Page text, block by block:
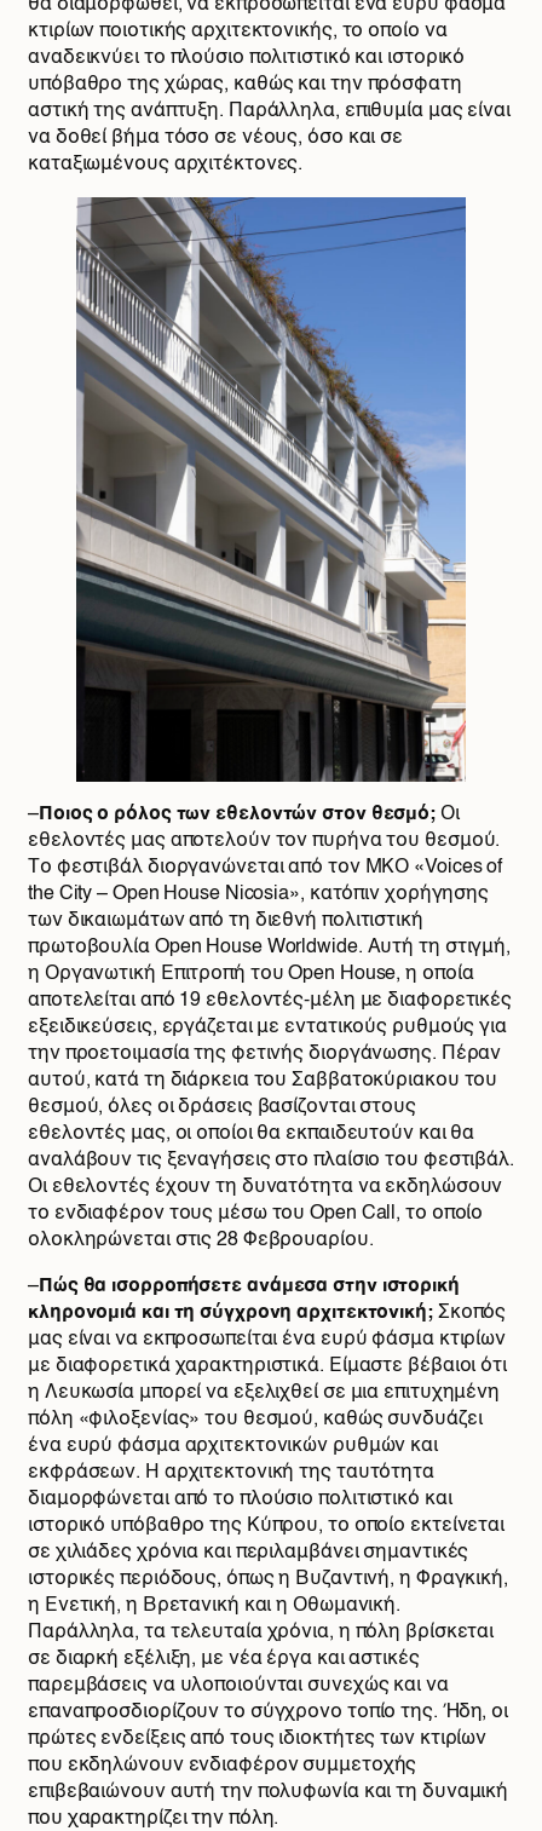
κτιρίων ποιοτικής αρχιτεκτονικής, το οποίο να
αναδεικνύει το πλούσιο πολιτιστικό και ιστορικό
υπόβαθρο της χώρας, καθώς και την πρόσφατη
αστική της ανάπτυξη. Παράλληλα, επιθυμία μας είναι
να δοθεί βήμα τόσο σε νέους, όσο και σε
καταξιωμένους αρχιτέκτονες.
–Ποιος ο ρόλος των εθελοντών στον θεσμό; Οι
εθελοντές μας αποτελούν τον πυρήνα του θεσμού.
Το φεστιβάλ διοργανώνεται από τον ΜΚΟ «Voices of
the City – Open House Nicosia», κατόπιν χορήγησης
των δικαιωμάτων από τη διεθνή πολιτιστική
πρωτοβουλία Open House Worldwide. Αυτή τη στιγμή,
η Οργανωτική Επιτροπή του Open House, η οποία
αποτελείται από 19 εθελοντές-μέλη με διαφορετικές
εξειδικεύσεις, εργάζεται με εντατικούς ρυθμούς για
την προετοιμασία της φετινής διοργάνωσης. Πέραν
αυτού, κατά τη διάρκεια του Σαββατοκύριακου του
θεσμού, όλες οι δράσεις βασίζονται στους
εθελοντές μας, οι οποίοι θα εκπαιδευτούν και θα
αναλάβουν τις ξεναγήσεις στο πλαίσιο του φεστιβάλ.
Οι εθελοντές έχουν τη δυνατότητα να εκδηλώσουν
το ενδιαφέρον τους μέσω του Open Call, το οποίο
ολοκληρώνεται στις 28 Φεβρουαρίου.
–Πώς θα ισορροπήσετε ανάμεσα στην ιστορική
κληρονομιά και τη σύγχρονη αρχιτεκτονική;Σκοπός
μας είναι να εκπροσωπείται ένα ευρύ φάσμα κτιρίων
με διαφορετικά χαρακτηριστικά. Είμαστε βέβαιοι ότι
η Λευκωσία μπορεί να εξελιχθεί σε μια επιτυχημένη
πόλη «φιλοξενίας» του θεσμού, καθώς συνδυάζει
ένα ευρύ φάσμα αρχιτεκτονικών ρυθμών και
εκφράσεων. Η αρχιτεκτονική της ταυτότητα
διαμορφώνεται από το πλούσιο πολιτιστικό και
ιστορικό υπόβαθρο της Κύπρου, το οποίο εκτείνεται
σε χιλιάδες χρόνια και περιλαμβάνει σημαντικές
ιστορικές περιόδους, όπως η Βυζαντινή, η Φραγκική,
η Ενετική, η Βρετανική και η Οθωμανική.
Παράλληλα, τα τελευταία χρόνια, η πόλη βρίσκεται
σε διαρκή εξέλιξη, με νέα έργα και αστικές
παρεμβάσεις να υλοποιούνται συνεχώς και να
επαναπροσδιορίζουν το σύγχρονο τοπίο της. Ήδη, οι
πρώτες ενδείξεις από τους ιδιοκτήτες των κτιρίων
που εκδηλώνουν ενδιαφέρον συμμετοχής
επιβεβαιώνουν αυτή την πολυφωνία και τη δυναμική
που χαρακτηρίζει την πόλη.